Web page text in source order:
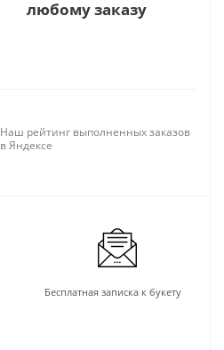
любому заказу
Наш рейтинг выполненных заказов
в Яндексе
Бесплатная записка к букету